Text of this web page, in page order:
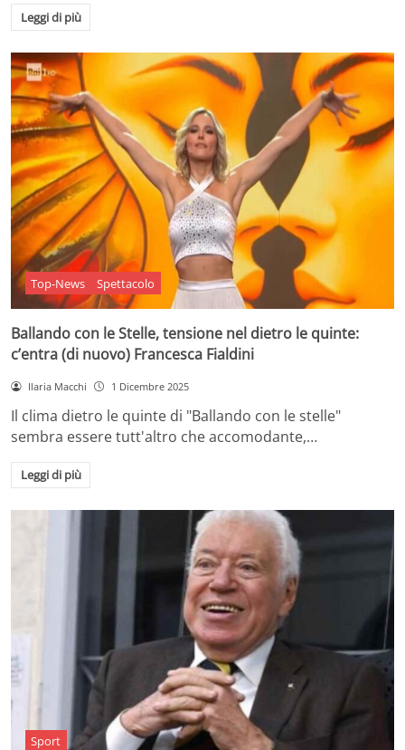
Leggi di più
Top-News Spettacolo
Ballando con le Stelle, tensione nel dietro le quinte:
c’entra (di nuovo) Francesca Fialdini
Ilaria Macchi 1 Dicembre 2025
Il clima dietro le quinte di "Ballando con le stelle"
sembra essere tutt'altro che accomodante,…
Leggi di più
Sport